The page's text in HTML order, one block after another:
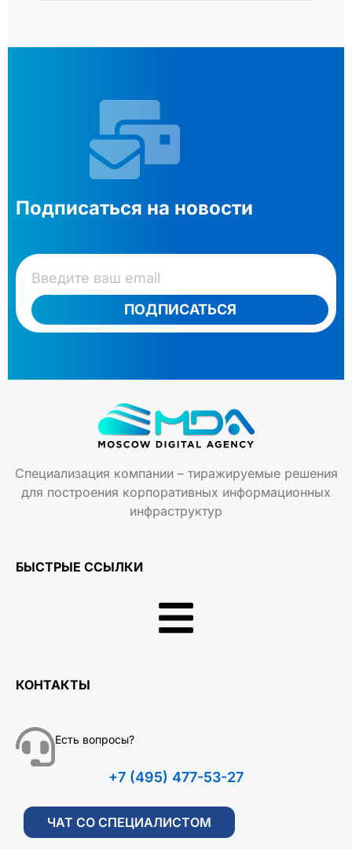
Подписаться на новости
ПОДПИСАТЬСЯ
Специализация компании – тиражируемые решения
для построения корпоративных информационных
инфраструктур
БЫСТРЫЕ ССЫЛКИ
КОНТАКТЫ
Есть вопросы?
+7 (495) 477-53-27
ЧАТ СО СПЕЦИАЛИСТОМ